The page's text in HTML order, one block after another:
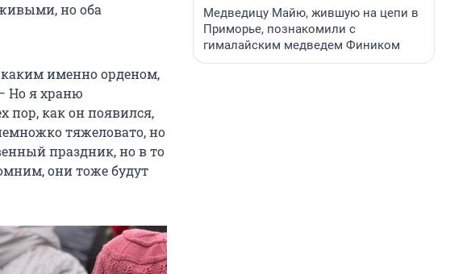
но оба
именно орденом,
Но я храню
пор, как он появился,
тяжеловато, но
праздник, но в то
они тоже будут
Медведицу Майю, жившую на цепи в
Приморье, познакомили с
гималайским медведем Фиником